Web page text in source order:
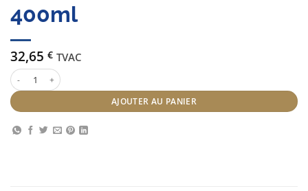
400ml
32,65 € TVAC
quantité de Serie Expert Vitamino color Fixateur acide de brillance 400ml
AJOUTER AU PANIER